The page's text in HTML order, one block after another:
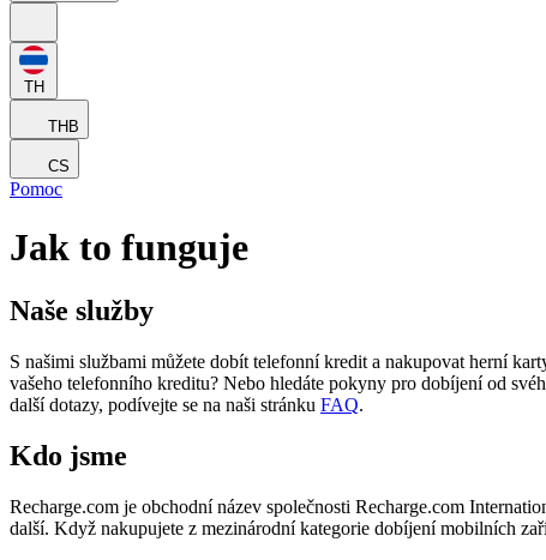
TH
THB
CS
Pomoc
Jak to funguje
Naše služby
S našimi službami můžete dobít telefonní kredit a nakupovat herní
vašeho telefonního kreditu? Nebo hledáte pokyny pro dobíjení od
další dotazy, podívejte se na naši stránku FAQ.
Kdo jsme
Recharge.com je obchodní název společnosti Recharge.com
další. Když nakupujete z mezinárodní kategorie dobíjení mobilních